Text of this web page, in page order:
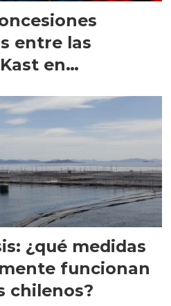
entre las
en
¿qué medidas
funcionan
chilenos?